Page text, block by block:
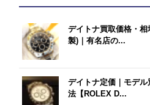
デイトナ買取価格・
製)｜有名店の...
デイトナ定価｜モデ
法【ROLEX D...